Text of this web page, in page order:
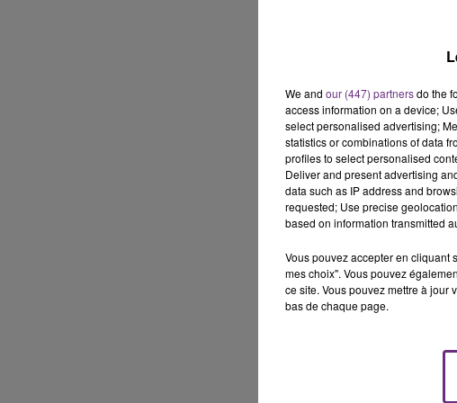
We and our (447) partnersdo the
access information on a device;
select personalised advertising;
statistics or combinations of data
profiles to select personalised
Deliver and present advertising
data such as IP address and
requested; Use precise
based on information transmitted
Vous pouvez accepter en cliquant
mes choix". Vous pouvez
ce site. Vous pouvez mettre à jour
bas de chaque page.